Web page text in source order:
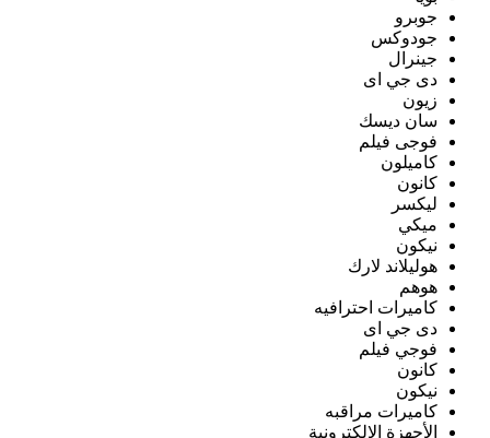
جوبرو
جودوكس
جينرال
دى جي اى
زيون
سان ديسك
فوجى فيلم
كاميلون
كانون
ليكسر
ميكي
نيكون
هوليلاند لارك
هوهم
كاميرات احترافيه
دى جي اى
فوجي فيلم
كانون
نيكون
كاميرات مراقبه
الأجهزة الإلكترونية